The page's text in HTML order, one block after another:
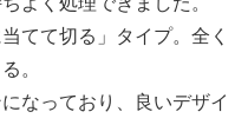
てて切る」タイプ。全く
。
なっており、良いデザイ